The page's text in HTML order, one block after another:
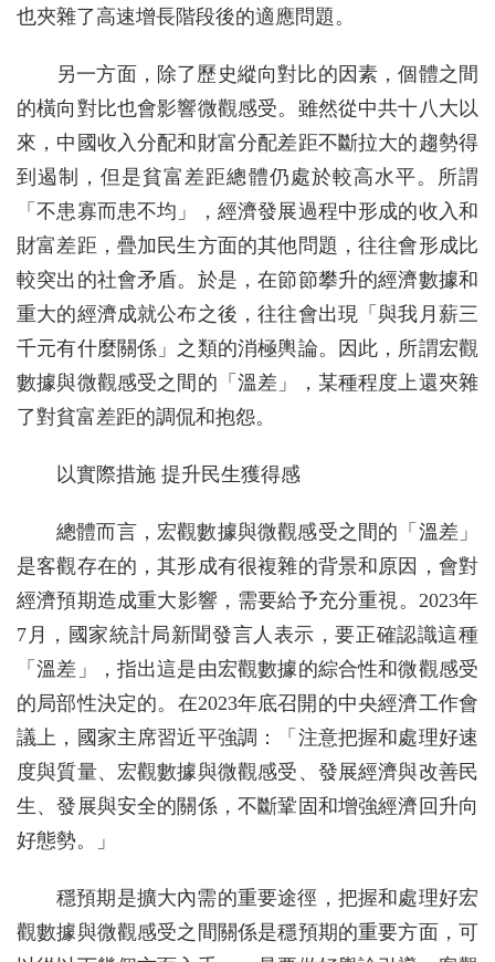
也夾雜了高速增長階段後的適應問題。
另一方面，除了歷史縱向對比的因素，個體之間
的橫向對比也會影響微觀感受。雖然從中共十八大以
來，中國收入分配和財富分配差距不斷拉大的趨勢得
到遏制，但是貧富差距總體仍處於較高水平。所謂
「不患寡而患不均」，經濟發展過程中形成的收入和
財富差距，疊加民生方面的其他問題，往往會形成比
較突出的社會矛盾。於是，在節節攀升的經濟數據和
重大的經濟成就公布之後，往往會出現「與我月薪三
千元有什麼關係」之類的消極輿論。因此，所謂宏觀
數據與微觀感受之間的「溫差」，某種程度上還夾雜
了對貧富差距的調侃和抱怨。
以實際措施 提升民生獲得感
總體而言，宏觀數據與微觀感受之間的「溫差」
是客觀存在的，其形成有很複雜的背景和原因，會對
經濟預期造成重大影響，需要給予充分重視。2023年
7月，國家統計局新聞發言人表示，要正確認識這種
「溫差」，指出這是由宏觀數據的綜合性和微觀感受
的局部性決定的。在2023年底召開的中央經濟工作會
議上，國家主席習近平強調：「注意把握和處理好速
度與質量、宏觀數據與微觀感受、發展經濟與改善民
生、發展與安全的關係，不斷鞏固和增強經濟回升向
好態勢。」
穩預期是擴大內需的重要途徑，把握和處理好宏
觀數據與微觀感受之間關係是穩預期的重要方面，可